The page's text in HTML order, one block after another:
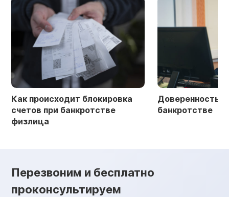
Как происходит блокировка
счетов при банкротстве
физлица
Доверенность
банкротстве
Перезвоним и бесплатно
проконсультируем